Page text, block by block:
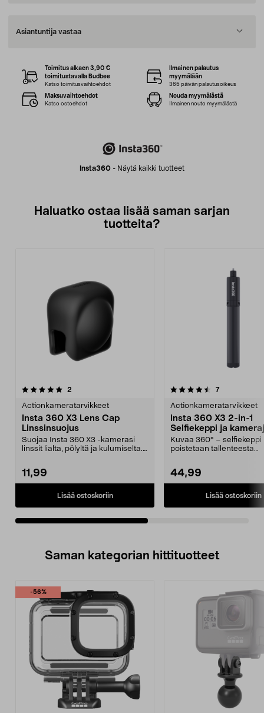
Asiantuntija vastaa
Insta360 - Näytä kaikki tuotteet
Toimitus alkaen 3,90 €
toimitustavalla Budbee
Katso toimitusvaihtoehdot
Ilmainen palautus
myymälään
365 päivän palautusoikeus
Maksuvaihtoehdot
Katso ostoehdot
Nouda myymälästä
Ilmainen nouto myymälästä
Haluatko ostaa lisää saman sarjan
tuotteita?
2
Actionkameratarvikkeet
Insta 360 X3 Lens Cap
Linssinsuojus
Suojaa Insta 360 X3 -kamerasi
linssit lialta, pölyltä ja kulumiselta.
11,99
Lisää ostoskoriin
4.5viidestä
7arvostelut
Actionkameratarvikkeet
Insta 360 X3 2-in-1
Selfiekeppi ja
Kuvaa 360° – selfiekeppi
poistetaan tallenteesta
44,99
Lisää ostoskoriin
5.0viidestä
Saman kategorian hittituotteet
-56%